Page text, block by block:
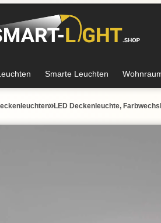
Smarte Leuchten
LED Deckenleuchte,